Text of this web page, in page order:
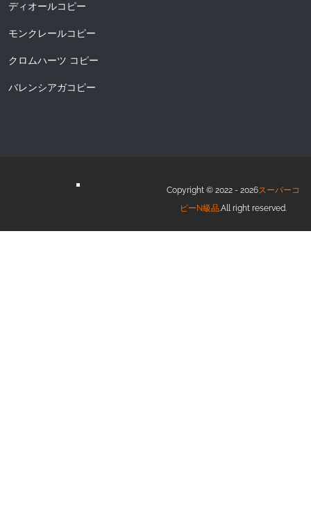
ディオールコピー
モンクレールコピー
クロムハーツ コピー
バレンシアガコピー
Copyright © 2022 - 2026スーパーコ
ピーN級品.All right reserved.